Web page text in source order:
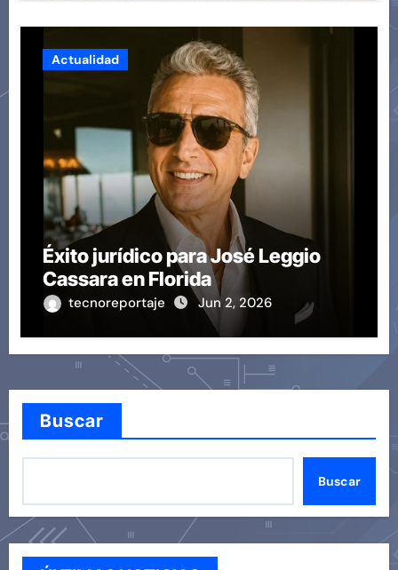
Actualidad
Éxito jurídico para José Leggio
Cassara en Florida
tecnoreportaje Jun 2, 2026
Buscar
Buscar